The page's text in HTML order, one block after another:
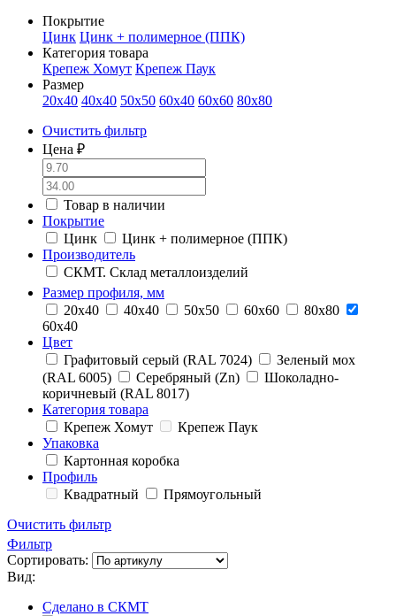
Покрытие
Цинк Цинк + полимерное (ППК)
Категория товара
Крепеж Хомут Крепеж Паук
Размер
20х40 40х40 50х50 60х40 60х60 80х80
Очистить фильтр
Цена ₽
Товар в наличии
Покрытие
Цинк
Цинк + полимерное (ППК)
Производитель
СКМТ. Склад металлоизделий
Размер профиля, мм
20х40
40х40 50х50 60х60
80х80
60х40
Цвет
Графитовый серый (RAL 7024)
Зеленый мох
(RAL 6005)
Серебряный (Zn)
Шоколадно-
коричневый (RAL 8017)
Категория товара
Крепеж Хомут
Крепеж Паук
Упаковка
Картонная коробка
Профиль
Квадратный
Прямоугольный
Очистить фильтр
Фильтр
Сортировать:
Вид:
Сделано в СКМТ